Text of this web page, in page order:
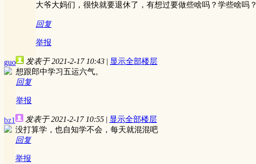
大爷大妈们，很快就要退休了，有想过要做些啥吗？学些啥吗？
回复
举报
guo 发表于 2021-2-17 10:43 | 显示全部楼层
想跟郎中学习五运六气。
回复
举报
bz1 发表于 2021-2-17 10:55 | 显示全部楼层
没打算学，也自知学不会，每天就混混吧
回复
举报